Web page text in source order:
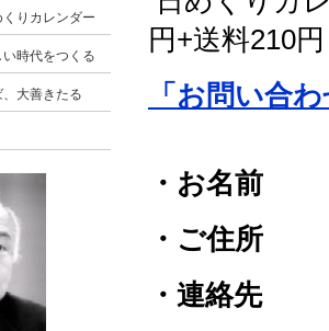
円+送料210
「お問い合
・お名前
・ご住所
・連絡先
りカレンダー
時代をつくる
大善きたる